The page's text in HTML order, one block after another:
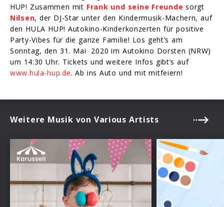
HUP! Zusammen mit Frank und seine Freunde sorgt
Nilsen, der DJ-Star unter den Kindermusik-Machern, auf
den HULA HUP! Autokino-Kinderkonzerten für positive
Party-Vibes für die ganze Familie! Los geht’s am
Sonntag, den 31. Mai 2020 im Autokino Dorsten (NRW)
um 14:30 Uhr. Tickets und weitere Infos gibt’s auf
www.hula-hup.de. Ab ins Auto und mit mitfeiern!
Weitere Musik von Various Artists